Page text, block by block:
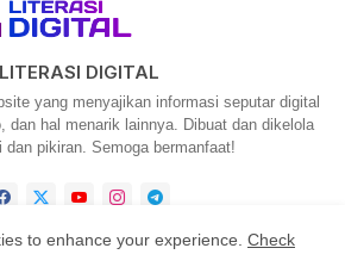
LITERASI DIGITAL
yang menyajikan informasi seputar digital
dan hal menarik lainnya. Dibuat dan dikelola
dan pikiran. Semoga bermanfaat!
to enhance your experience. Check